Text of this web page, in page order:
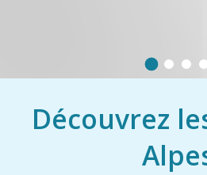
Découvrez